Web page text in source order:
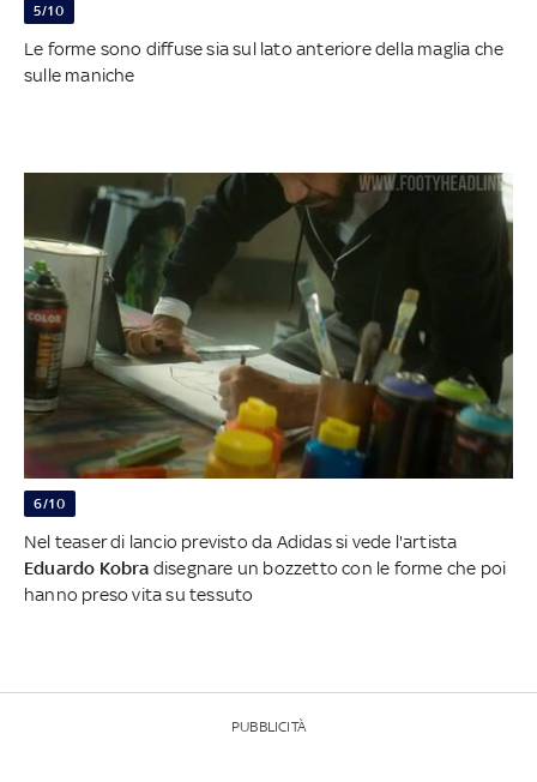
5/10
Le forme sono diffuse sia sul lato anteriore della maglia che
sulle maniche
6/10
Nel teaser di lancio previsto da Adidas si vede l'artista
Eduardo Kobra disegnare un bozzetto con le forme che poi
hanno preso vita su tessuto
PUBBLICITÀ